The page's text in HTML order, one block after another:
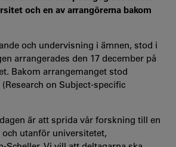
och en av arrangörerna bakom
och undervisning i ämnen, stod i
arrangerades den 17 december på
Bakom arrangemanget stod
on Subject-specific
är att sprida vår forskning till en
utanför universitetet,